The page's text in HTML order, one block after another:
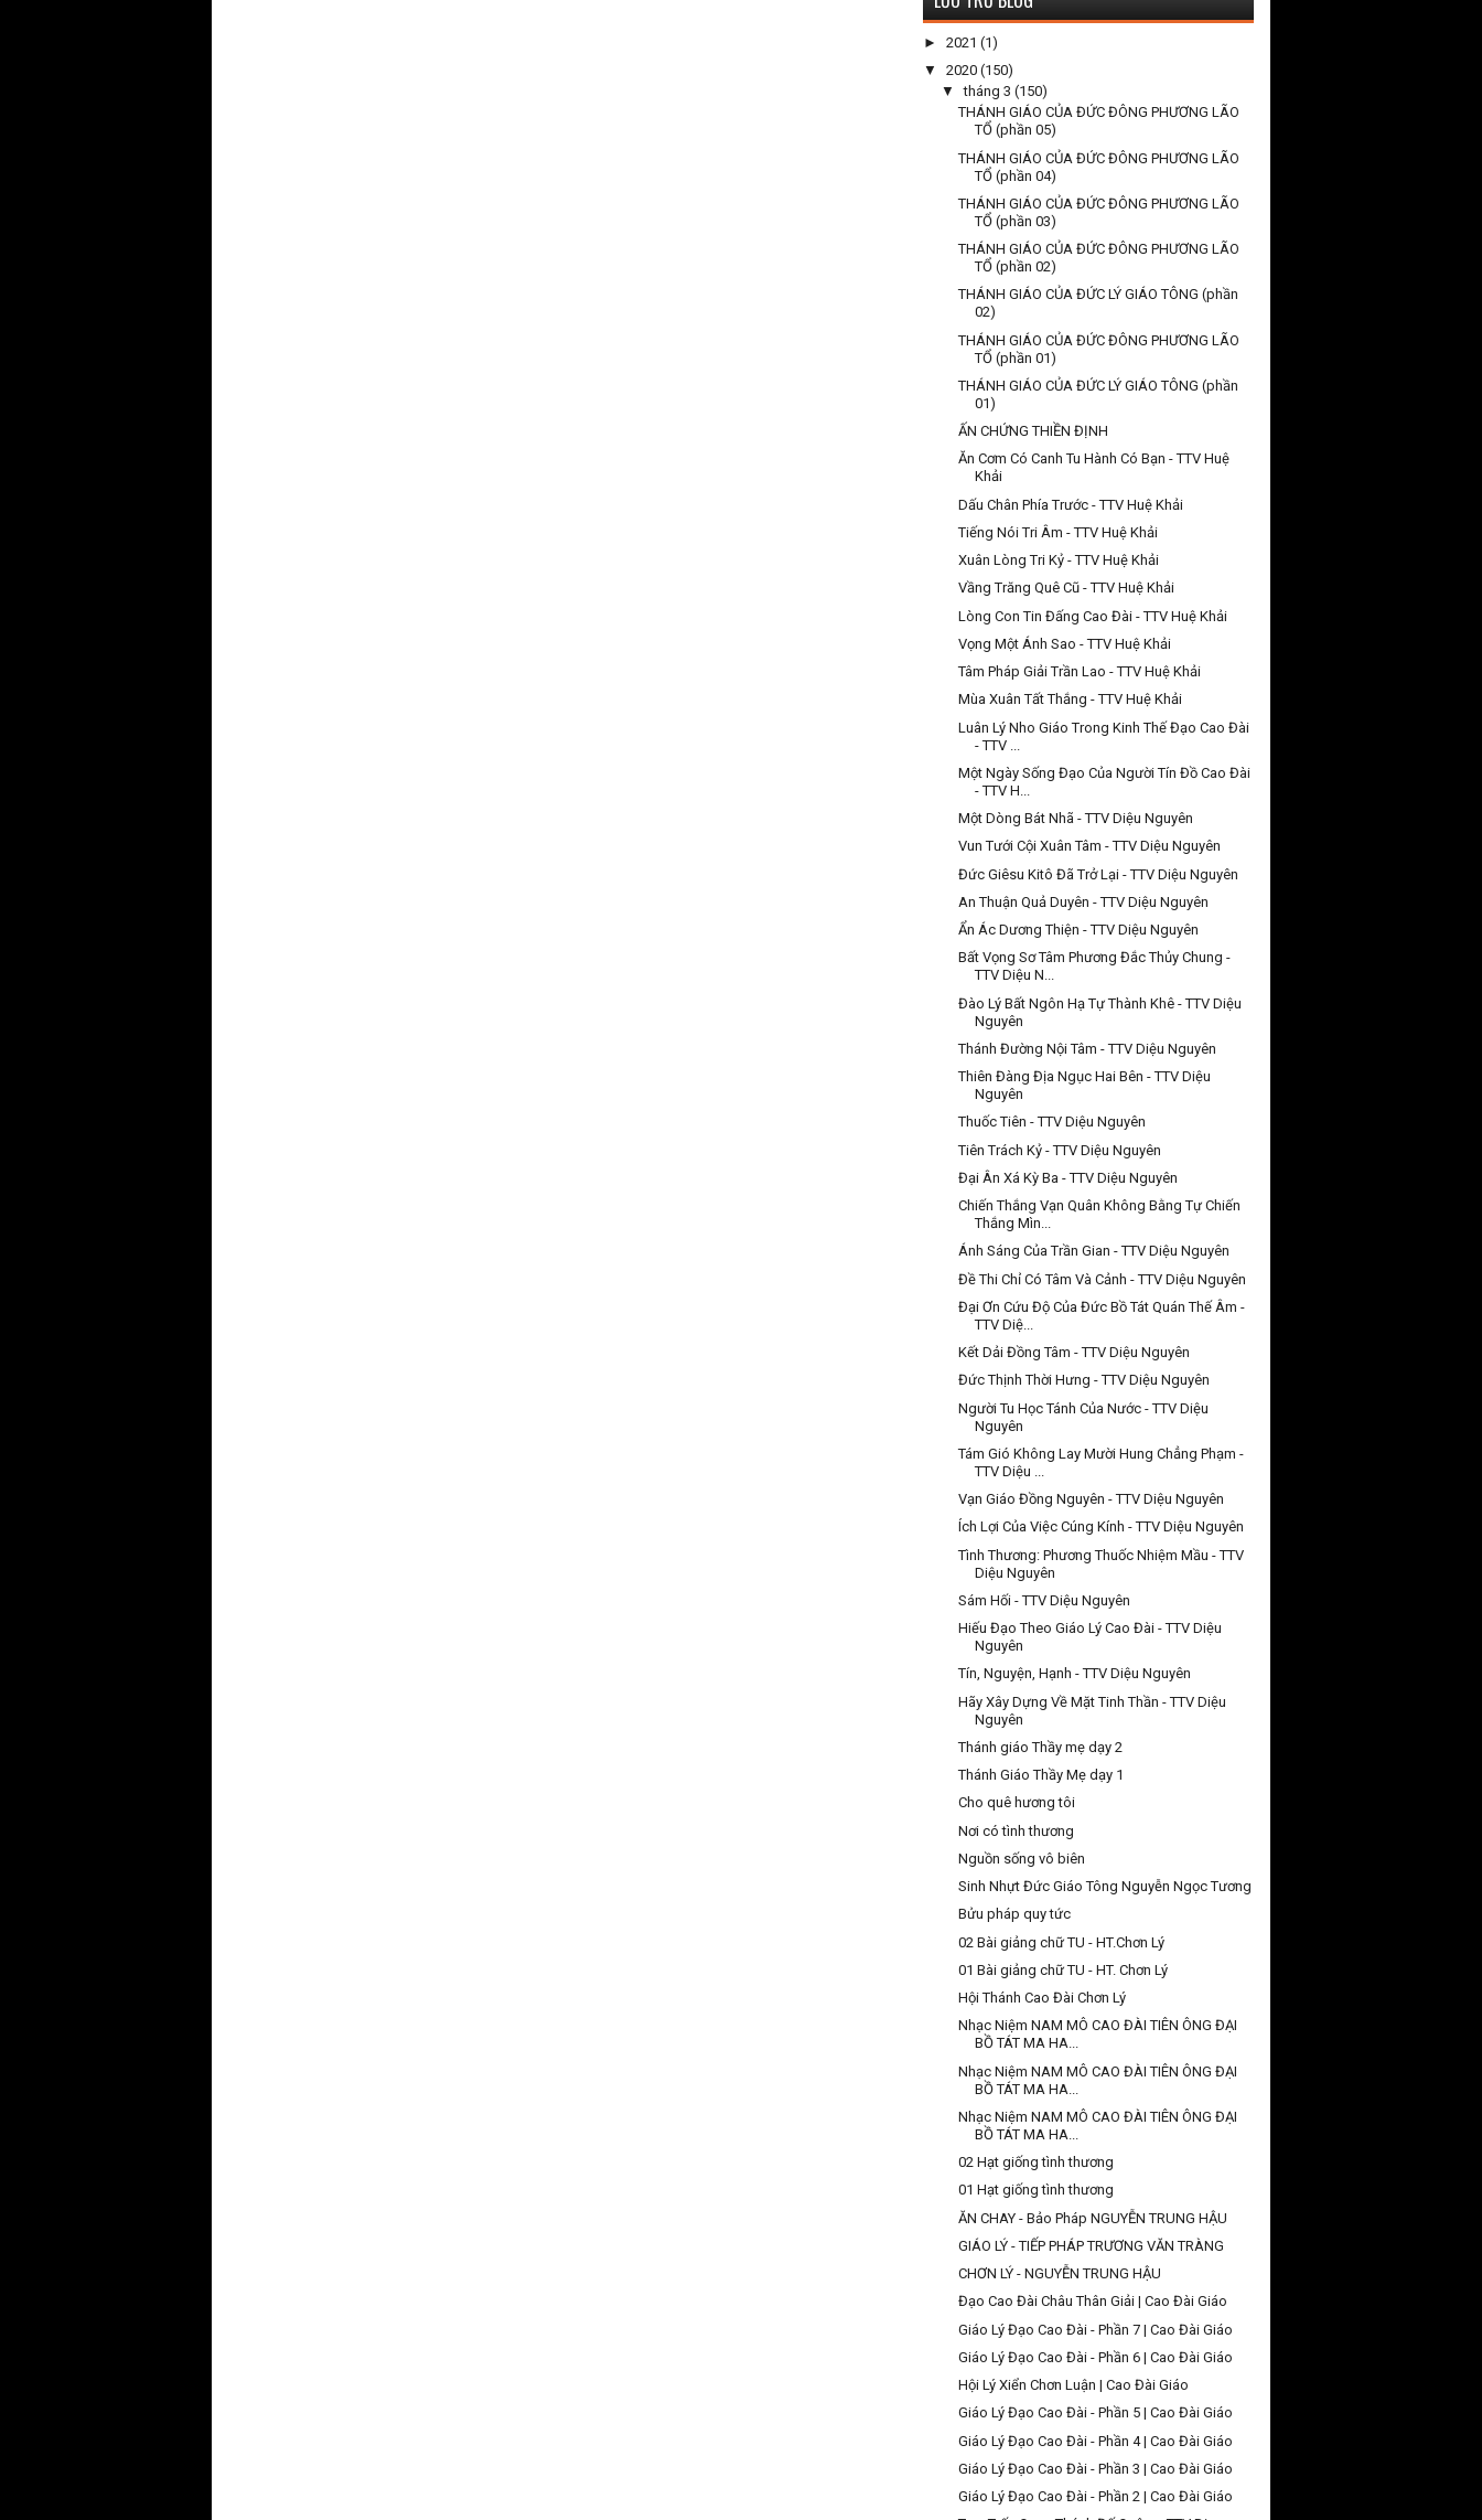
► 2021 (1)
▼ 2020 (150)
▼tháng 3 (150)
THÁNH GIÁO CỦA ĐỨC ĐÔNG PHƯƠNG LÃO
TỔ (phần 05)
THÁNH GIÁO CỦA ĐỨC ĐÔNG PHƯƠNG LÃO
TỔ (phần 04)
THÁNH GIÁO CỦA ĐỨC ĐÔNG PHƯƠNG LÃO
TỔ (phần 03)
THÁNH GIÁO CỦA ĐỨC ĐÔNG PHƯƠNG LÃO
TỔ (phần 02)
THÁNH GIÁO CỦA ĐỨC LÝ GIÁO TÔNG (phần
02)
THÁNH GIÁO CỦA ĐỨC ĐÔNG PHƯƠNG LÃO
TỔ (phần 01)
THÁNH GIÁO CỦA ĐỨC LÝ GIÁO TÔNG (phần
01)
ẤN CHỨNG THIỀN ĐỊNH
Ăn Cơm Có Canh Tu Hành Có Bạn - TTV Huệ
Khải
Dấu Chân Phía Trước - TTV Huệ Khải
Tiếng Nói Tri Âm - TTV Huệ Khải
Xuân Lòng Tri Kỷ - TTV Huệ Khải
Vầng Trăng Quê Cũ - TTV Huệ Khải
Lòng Con Tin Đấng Cao Đài - TTV Huệ Khải
Vọng Một Ánh Sao - TTV Huệ Khải
Tâm Pháp Giải Trần Lao - TTV Huệ Khải
Mùa Xuân Tất Thắng - TTV Huệ Khải
Luân Lý Nho Giáo Trong Kinh Thế Đạo Cao Đài
- TTV ...
Một Ngày Sống Đạo Của Người Tín Đồ Cao Đài
- TTV H...
Một Dòng Bát Nhã - TTV Diệu Nguyên
Vun Tưới Cội Xuân Tâm - TTV Diệu Nguyên
Đức Giêsu Kitô Đã Trở Lại - TTV Diệu Nguyên
An Thuận Quả Duyên - TTV Diệu Nguyên
Ẩn Ác Dương Thiện - TTV Diệu Nguyên
Bất Vọng Sơ Tâm Phương Đắc Thủy Chung -
TTV Diệu N...
Đào Lý Bất Ngôn Hạ Tự Thành Khê - TTV Diệu
Nguyên
Thánh Đường Nội Tâm - TTV Diệu Nguyên
Thiên Đàng Địa Ngục Hai Bên - TTV Diệu
Nguyên
Thuốc Tiên - TTV Diệu Nguyên
Tiên Trách Kỷ - TTV Diệu Nguyên
Đại Ân Xá Kỳ Ba - TTV Diệu Nguyên
Chiến Thắng Vạn Quân Không Bằng Tự Chiến
Thắng Mìn...
Ánh Sáng Của Trần Gian - TTV Diệu Nguyên
Đề Thi Chỉ Có Tâm Và Cảnh - TTV Diệu Nguyên
Đại Ơn Cứu Độ Của Đức Bồ Tát Quán Thế Âm -
TTV Diệ...
Kết Dải Đồng Tâm - TTV Diệu Nguyên
Đức Thịnh Thời Hưng - TTV Diệu Nguyên
Người Tu Học Tánh Của Nước - TTV Diệu
Nguyên
Tám Gió Không Lay Mười Hung Chẳng Phạm -
TTV Diệu ...
Vạn Giáo Đồng Nguyên - TTV Diệu Nguyên
Ích Lợi Của Việc Cúng Kính - TTV Diệu Nguyên
Tình Thương: Phương Thuốc Nhiệm Mầu - TTV
Diệu Nguyên
Sám Hối - TTV Diệu Nguyên
Hiếu Đạo Theo Giáo Lý Cao Đài - TTV Diệu
Nguyên
Tín, Nguyện, Hạnh - TTV Diệu Nguyên
Hãy Xây Dựng Về Mặt Tinh Thần - TTV Diệu
Nguyên
Thánh giáo Thầy mẹ dạy 2
Thánh Giáo Thầy Mẹ dạy 1
Cho quê hương tôi
Nơi có tình thương
Nguồn sống vô biên
Sinh Nhựt Đức Giáo Tông Nguyễn Ngọc Tương
Bửu pháp quy tức
02 Bài giảng chữ TU - HT.Chơn Lý
01 Bài giảng chữ TU - HT. Chơn Lý
Hội Thánh Cao Đài Chơn Lý
Nhạc Niệm NAM MÔ CAO ĐÀI TIÊN ÔNG ĐẠI
BỒ TÁT MA HA...
Nhạc Niệm NAM MÔ CAO ĐÀI TIÊN ÔNG ĐẠI
BỒ TÁT MA HA...
Nhạc Niệm NAM MÔ CAO ĐÀI TIÊN ÔNG ĐẠI
BỒ TÁT MA HA...
02 Hạt giống tình thương
01 Hạt giống tình thương
ĂN CHAY - Bảo Pháp NGUYỄN TRUNG HẬU
GIÁO LÝ - TIẾP PHÁP TRƯƠNG VĂN TRÀNG
CHƠN LÝ - NGUYỄN TRUNG HẬU
Đạo Cao Đài Châu Thân Giải | Cao Đài Giáo
Giáo Lý Đạo Cao Đài - Phần 7 | Cao Đài Giáo
Giáo Lý Đạo Cao Đài - Phần 6 | Cao Đài Giáo
Hội Lý Xiển Chơn Luận | Cao Đài Giáo
Giáo Lý Đạo Cao Đài - Phần 5 | Cao Đài Giáo
Giáo Lý Đạo Cao Đài - Phần 4 | Cao Đài Giáo
Giáo Lý Đạo Cao Đài - Phần 3 | Cao Đài Giáo
Giáo Lý Đạo Cao Đài - Phần 2 | Cao Đài Giáo